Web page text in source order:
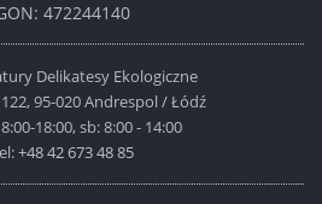
472244140
Delikatesy Ekologiczne
95-020 Andrespol / Łódź
18:00, sb: 8:00 - 14:00
+48 42 673 48 85